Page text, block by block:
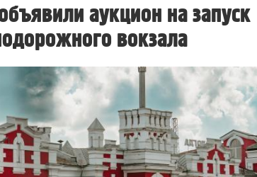
аукцион на запуск
вокзала